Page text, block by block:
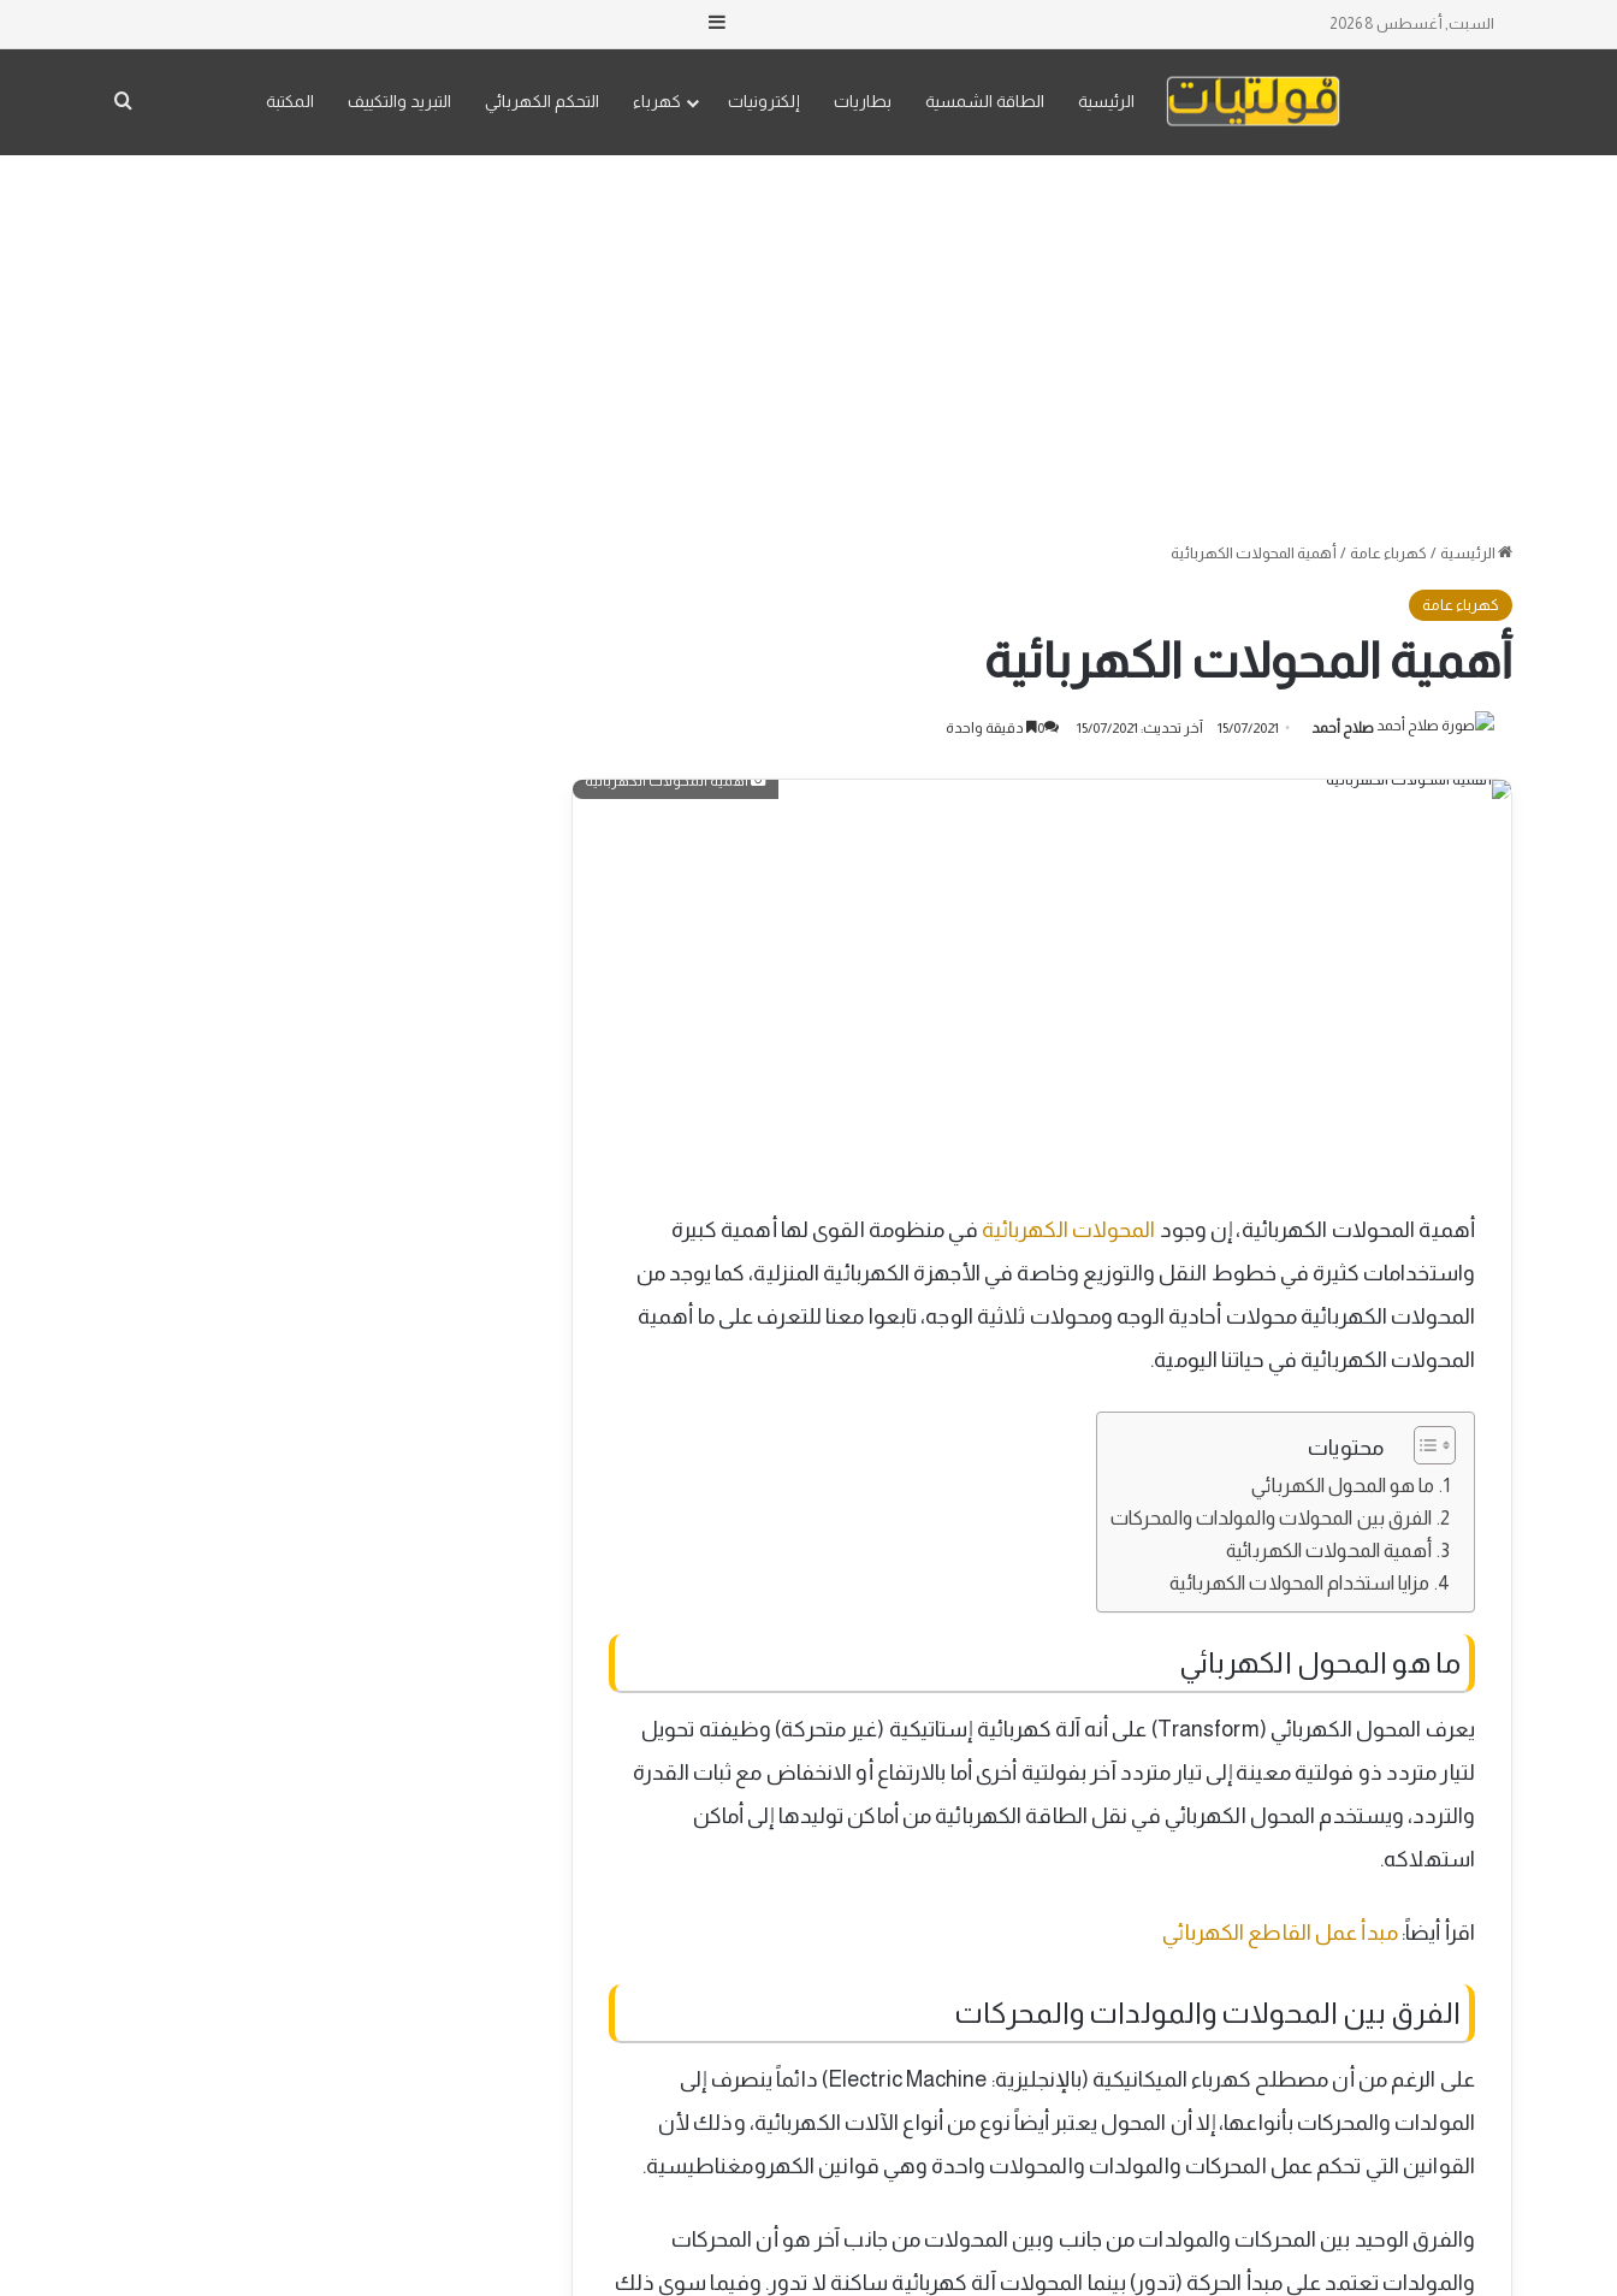
السبت, أغسطس 8 2026 إضافة عمود جانبي
الرئيسية الطاقة الشمسية بطاريات إلكترونيات كهرباء التحكم الكهربائي التبريد والتكييف المكتبة بحث عن
الرئيسية / كهرباء عامة / أهمية المحولات الكهربائية
كهرباء عامة
أهمية المحولات الكهربائية
صلاح أحمد 15/07/2021 آخر تحديث: 15/07/2021 0 دقيقة واحدة
أهمية المحولات الكهربائية
أهمية المحولات الكهربائية، إن وجود المحولات الكهربائية في منظومة القوى لها أهمية كبيرة
واستخدامات كثيرة في خطوط النقل والتوزيع وخاصة في الأجهزة الكهربائية المنزلية، كما يوجد من
المحولات الكهربائية محولات أحادية الوجه ومحولات ثلاثية الوجه، تابعوا معنا للتعرف على ما أهمية
المحولات الكهربائية في حياتنا اليومية.
محتويات
ما هو المحول الكهربائي
الفرق بين المحولات والمولدات والمحركات
أهمية المحولات الكهربائية
مزايا استخدام المحولات الكهربائية
ما هو المحول الكهربائي
يعرف المحول الكهربائي (Transform) على أنه آلة كهربائية إستاتيكية (غير متحركة) وظيفته تحويل
لتيار متردد ذو فولتية معينة إلى تيار متردد آخر بفولتية أخرى أما بالارتفاع أو الانخفاض مع ثبات القدرة
والتردد، ويستخدم المحول الكهربائي في نقل الطاقة الكهربائية من أماكن توليدها إلى أماكن
استهلاكه.
اقرأ أيضاً:مبدأ عمل القاطع الكهربائي
الفرق بين المحولات والمولدات والمحركات
على الرغم من أن مصطلح كهرباء الميكانيكية (بالإنجليزية: Electric Machine) دائماً ينصرف إلى
المولدات والمحركات بأنواعها، إلا أن المحول يعتبر أيضاً نوع من أنواع الآلات الكهربائية، وذلك لأن
القوانين التي تحكم عمل المحركات والمولدات والمحولات واحدة وهي قوانين الكهرومغناطيسية.
والفرق الوحيد بين المحركات والمولدات من جانب وبين المحولات من جانب آخر هو أن المحركات
والمولدات تعتمد على مبدأ الحركة (تدور) بينما المحولات آلة كهربائية ساكنة لا تدور. وفيما سوى ذلك